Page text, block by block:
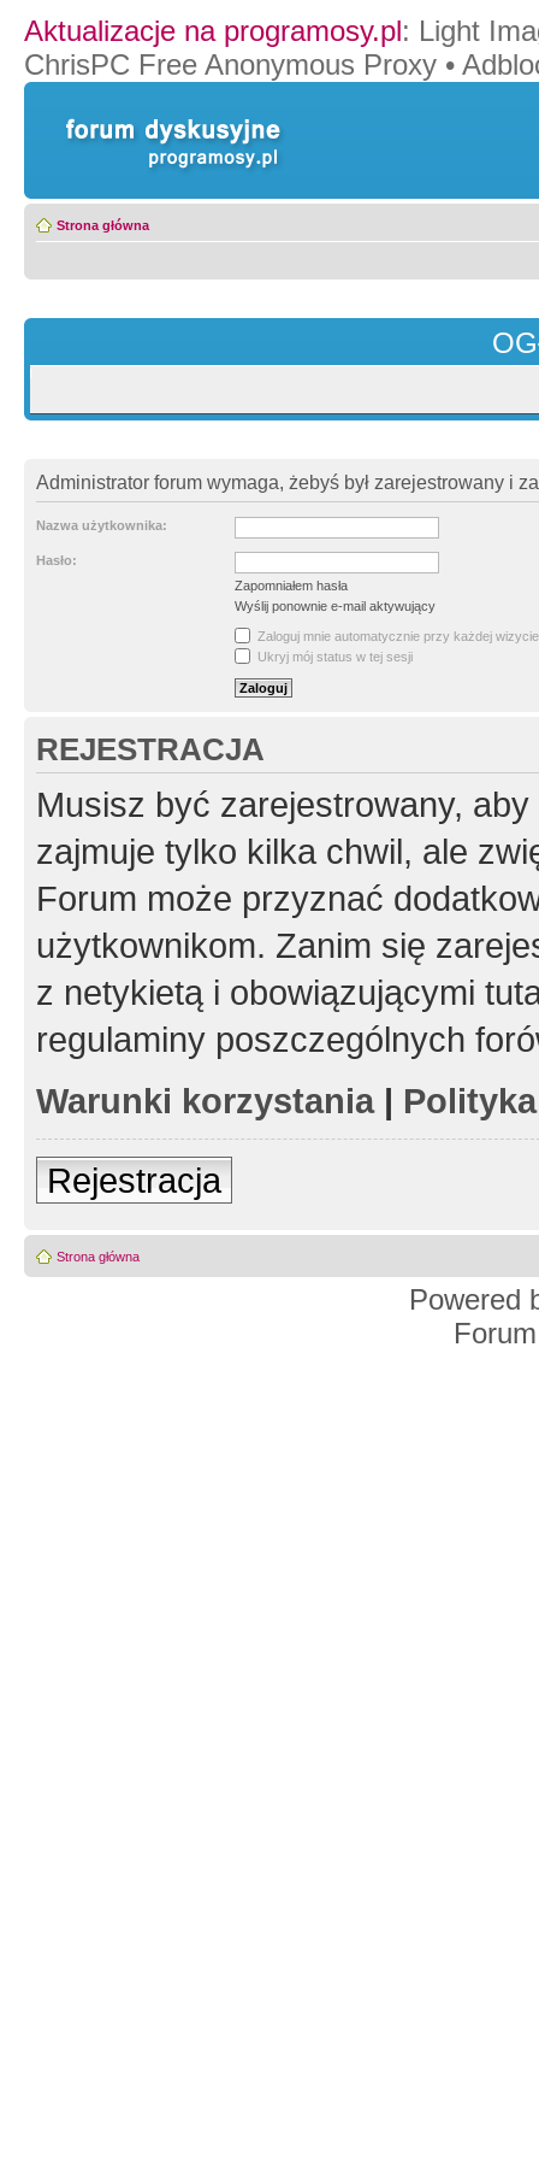
Aktualizacje na programosy.pl: Light
ChrisPC Free Anonymous Proxy •
Strona główna
Administrator forum wymaga, żebyś był zarejestrowany i
Nazwa użytkownika:
Hasło:
Zapomniałem hasła
Wyślij ponownie e-mail aktywujący
Zaloguj mnie automatycznie przy każdej wizycie
Ukryj mój status w tej sesji
REJESTRACJA
Musisz być zarejestrowany,
zajmuje tylko kilka chwil, ale
Forum może przyznać
użytkownikom. Zanim się
z netykietą i obowiązującymi
regulaminy poszczególnych
Warunki korzystania|
Rejestracja
Strona główna
Powered